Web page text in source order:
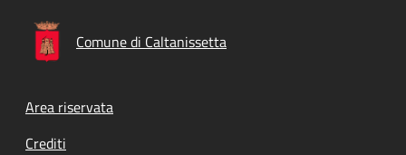
Comune di Caltanissetta
Footer menu
Area riservata
Crediti